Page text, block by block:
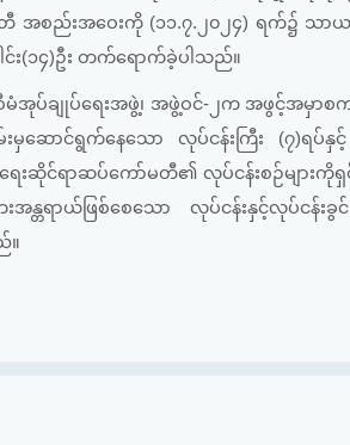
အစည်းအဝေးကို (၁၁.၇.၂၀၂၄) ရက်၌ သာ
င်း(၁၄)ဦး တက်ရောက်ခဲ့ပါသည်။
အုပ်ချုပ်ရေးအဖွဲ့၊ အဖွဲ့ဝင်-၂က အဖွင့်အမှာစက
မှဆောင်ရွက်နေသော လုပ်ငန်းကြီး (၇)ရပ်နှ
ေးဆိုင်ရာဆပ်ကော်မတီ၏ လုပ်ငန်းစဉ်များကိုရှ
န္တရာယ်ဖြစ်စေသော လုပ်ငန်းနှင့်လုပ်ငန်း
။